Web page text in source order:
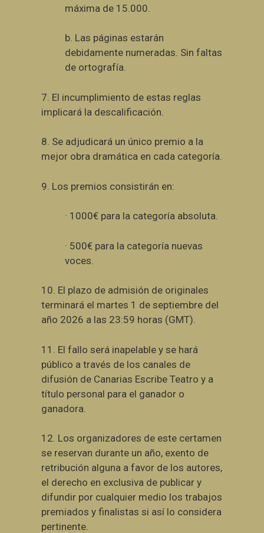
máxima de 15.000.
b. Las páginas estarán
debidamente numeradas. Sin faltas
de ortografía.
7. El incumplimiento de estas reglas
implicará la descalificación.
8. Se adjudicará un único premio a la
mejor obra dramática en cada categoría.
9. Los premios consistirán en:
· 1000€ para la categoría absoluta.
· 500€ para la categoría nuevas
voces.
10. El plazo de admisión de originales
terminará el martes 1 de septiembre del
año 2026 a las 23:59 horas (GMT).
11. El fallo será inapelable y se hará
público a través de los canales de
difusión de Canarias Escribe Teatro y a
título personal para el ganador o
ganadora.
12. Los organizadores de este certamen
se reservan durante un año, exento de
retribución alguna a favor de los autores,
el derecho en exclusiva de publicar y
difundir por cualquier medio los trabajos
premiados y finalistas si así lo considera
pertinente.